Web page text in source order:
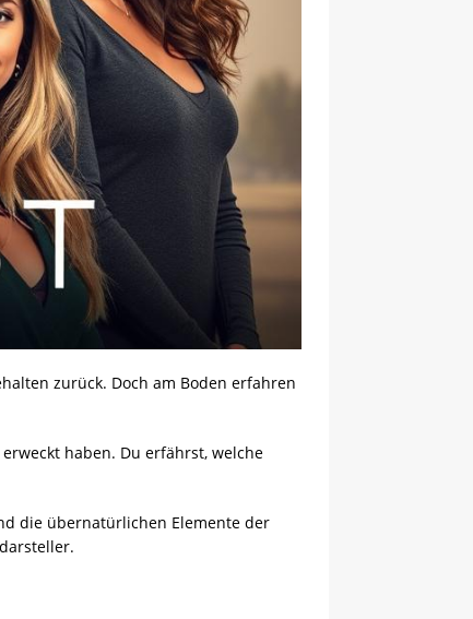
zurück. Doch am Boden erfahren
haben. Du erfährst, welche
die übernatürlichen Elemente der